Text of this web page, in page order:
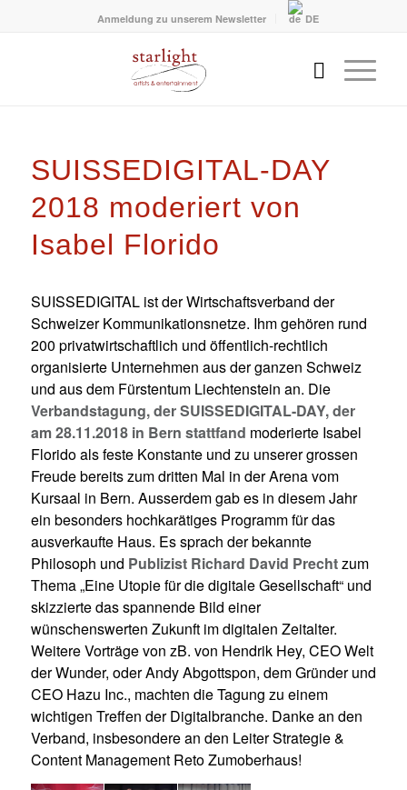
Anmeldung zu unserem Newsletter DE
SUISSEDIGITAL-DAY
2018 moderiert von
Isabel Florido
SUISSEDIGITAL ist der Wirtschaftsverband der
Schweizer Kommunikationsnetze. Ihm gehören rund
200 privatwirtschaftlich und öffentlich-rechtlich
organisierte Unternehmen aus der ganzen Schweiz
und aus dem Fürstentum Liechtenstein an. Die
Verbandstagung, der SUISSEDIGITAL-DAY, der
am 28.11.2018 in Bern stattfand moderierte Isabel
Florido als feste Konstante und zu unserer grossen
Freude bereits zum dritten Mal in der Arena vom
Kursaal in Bern. Ausserdem gab es in diesem Jahr
ein besonders hochkarätiges Programm für das
ausverkaufte Haus. Es sprach der bekannte
Philosoph und Publizist Richard David Prechtzum
Thema „Eine Utopie für die digitale Gesellschaft“ und
skizzierte das spannende Bild einer
wünschenswerten Zukunft im digitalen Zeitalter.
Weitere Vorträge von zB. von Hendrik Hey, CEO Welt
der Wunder, oder Andy Abgottspon, dem Gründer und
CEO Hazu Inc., machten die Tagung zu einem
wichtigen Treffen der Digitalbranche. Danke an den
Verband, insbesondere an den Leiter Strategie &
Content Management Reto Zumoberhaus!